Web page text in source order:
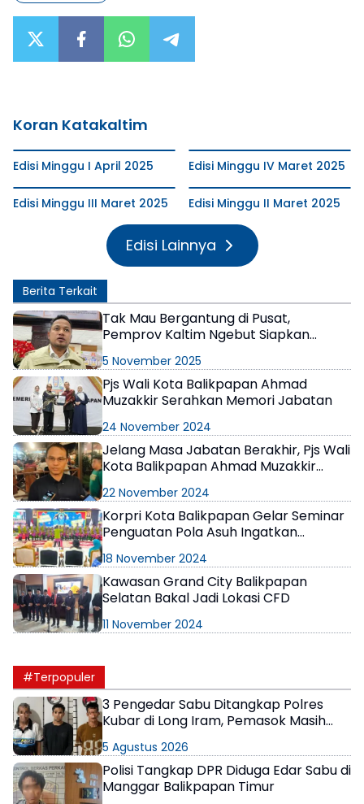
Koran Katakaltim
Edisi Minggu I April 2025 Edisi Minggu IV Maret 2025
Edisi Minggu III Maret 2025 Edisi Minggu II Maret 2025
Edisi Lainnya
Berita Terkait
Tak Mau Bergantung di Pusat,
Pemprov Kaltim Ngebut Siapkan
Lewat Retribusi dan Pajak
5 November 2025
Pjs Wali Kota Balikpapan Ahmad
Muzakkir Serahkan Memori Jabatan
24 November 2024
Jelang Masa Jabatan Berakhir, Pjs Wali
Kota Balikpapan Ahmad Muzakkir
22 November 2024
Korpri Kota Balikpapan Gelar Seminar
Penguatan Pola Asuh Ingatkan
Keluarga
18 November 2024
Kawasan Grand City Balikpapan
Selatan Bakal Jadi Lokasi CFD
11 November 2024
#Terpopuler
3 Pengedar Sabu Ditangkap Polres
Kubar di Long Iram, Pemasok Masih
5 Agustus 2026
Polisi Tangkap DPR Diduga Edar Sabu di
Manggar Balikpapan Timur